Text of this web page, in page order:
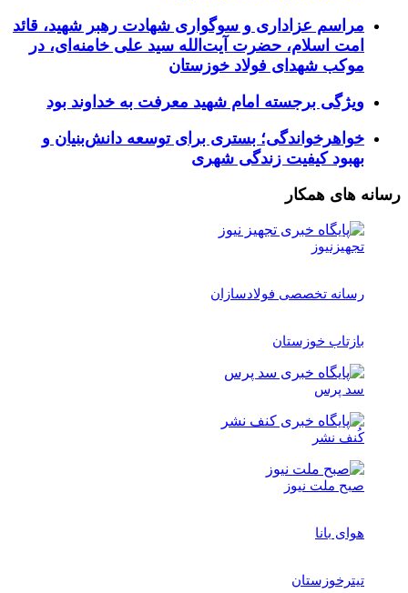
مراسم عزاداری و سوگواری شهادت رهبر شهید، قائد
امت اسلام، حضرت آیت‌الله سید علی خامنه‌ای، در
موکب شهدای فولاد خوزستان
ویژگی برجسته امام شهید معرفت به خداوند بود
خواهرخواندگی؛ بستری برای توسعه دانش‌بنیان و
بهبود کیفیت زندگی شهری
رسانه های همکار
تجهیزنیوز
رسانه تخصصی فولادسازان
بازتاب خوزستان
سد پرس
کُنف نشر
صبح ملت نیوز
هوای بانا
تیترخوزستان